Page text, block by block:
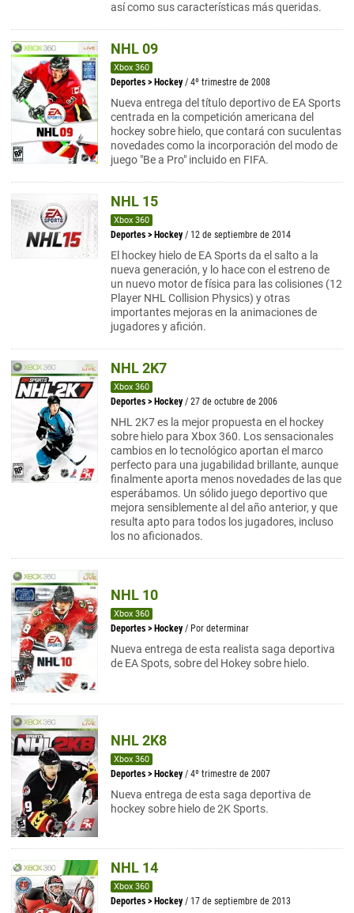
así como sus características más queridas.
NHL 09
Xbox 360
Deportes > Hockey / 4º trimestre de 2008
Nueva entrega del título deportivo de EA Sports
centrada en la competición americana del
hockey sobre hielo, que contará con suculentas
novedades como la incorporación del modo de
juego "Be a Pro" incluido en FIFA.
NHL 15
Xbox 360
Deportes > Hockey / 12 de septiembre de 2014
El hockey hielo de EA Sports da el salto a la
nueva generación, y lo hace con el estreno de
un nuevo motor de física para las colisiones (12
Player NHL Collision Physics) y otras
importantes mejoras en la animaciones de
jugadores y afición.
NHL 2K7
Xbox 360
Deportes > Hockey / 27 de octubre de 2006
NHL 2K7 es la mejor propuesta en el hockey
sobre hielo para Xbox 360. Los sensacionales
cambios en lo tecnológico aportan el marco
perfecto para una jugabilidad brillante, aunque
finalmente aporta menos novedades de las que
esperábamos. Un sólido juego deportivo que
mejora sensiblemente al del año anterior, y que
resulta apto para todos los jugadores, incluso
los no aficionados.
NHL 10
Xbox 360
Deportes > Hockey / Por determinar
Nueva entrega de esta realista saga deportiva
de EA Spots, sobre del Hokey sobre hielo.
NHL 2K8
Xbox 360
Deportes > Hockey / 4º trimestre de 2007
Nueva entrega de esta saga deportiva de
hockey sobre hielo de 2K Sports.
NHL 14
Xbox 360
Deportes > Hockey / 17 de septiembre de 2013